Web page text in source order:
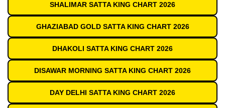
SHALIMAR SATTA KING CHART 2026
GHAZIABAD GOLD SATTA KING CHART 2026
DHAKOLI SATTA KING CHART 2026
DISAWAR MORNING SATTA KING CHART 2026
DAY DELHI SATTA KING CHART 2026